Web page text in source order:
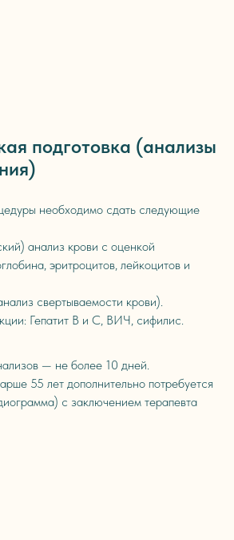
подготовка (анализы
необходимо сдать следующие
анализ крови с оценкой
эритроцитов, лейкоцитов и
свертываемости крови).
Гепатит B и C, ВИЧ, сифилис.
— не более 10 дней.
55 лет дополнительно потребуется
с заключением терапевта